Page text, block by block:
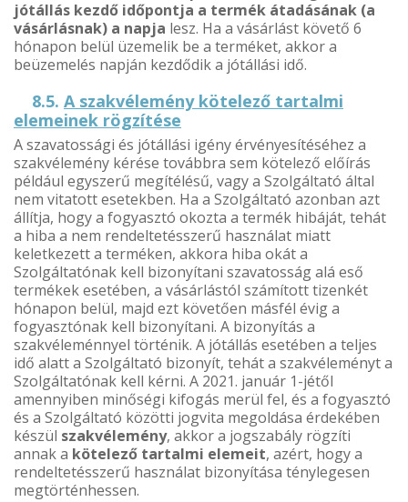
jótállás kezdő időpontja a termék átadásának (a
vásárlásnak) a napja lesz. Ha a vásárlást követő 6
hónapon belül üzemelik be a terméket, akkor a
beüzemelés napján kezdődik a jótállási idő.
8.5. A szakvélemény kötelező tartalmi
elemeinek rögzítése
A szavatossági és jótállási igény érvényesítéséhez a
szakvélemény kérése továbbra sem kötelező előírás
például egyszerű megítélésű, vagy a Szolgáltató által
nem vitatott esetekben. Ha a Szolgáltató azonban azt
állítja, hogy a fogyasztó okozta a termék hibáját, tehát
a hiba a nem rendeltetésszerű használat miatt
keletkezett a terméken, akkora hiba okát a
Szolgáltatónak kell bizonyítani szavatosság alá eső
termékek esetében, a vásárlástól számított tizenkét
hónapon belül, majd ezt követően másfél évig a
fogyasztónak kell bizonyítani. A bizonyítás a
szakvéleménnyel történik. A jótállás esetében a teljes
idő alatt a Szolgáltató bizonyít, tehát a szakvéleményt a
Szolgáltatónak kell kérni. A 2021. január 1-jétől
amennyiben minőségi kifogás merül fel, és a fogyasztó
és a Szolgáltató közötti jogvita megoldása érdekében
készül szakvélemény, akkor a jogszabály rögzíti
annak a kötelező tartalmi elemeit, azért, hogy a
rendeltetésszerű használat bizonyítása ténylegesen
megtörténhessen.